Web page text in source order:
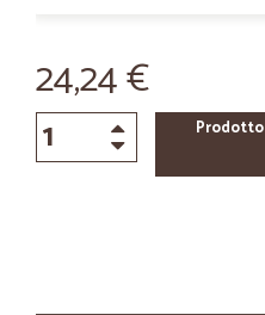
24,24 €